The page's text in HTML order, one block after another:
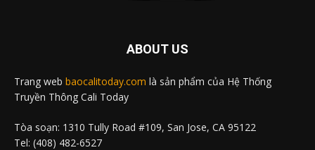
ABOUT US
Trang web baocalitoday.com là sản phẩm của Hệ Thống
Truyền Thông Cali Today
Tòa soạn: 1310 Tully Road #109, San Jose, CA 95122
Tel: (408) 482-6527